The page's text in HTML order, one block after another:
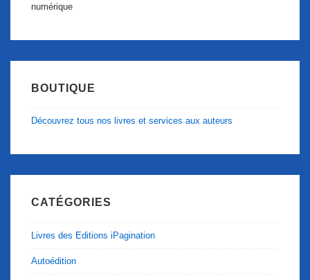
numérique
BOUTIQUE
Découvrez tous nos livres et services aux auteurs
CATÉGORIES
Livres des Editions iPagination
Autoédition